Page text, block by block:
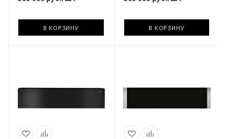
В КОРЗИНУ В КОРЗИНУ